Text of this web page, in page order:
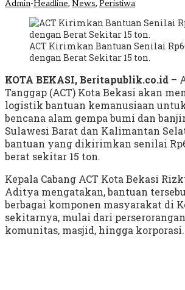
Admin-Headline, News, Peristiwa
ACT Kirimkan Bantuan Senilai
dengan Berat Sekitar 15 ton.
KOTA BEKASI, Beritapublik.co.id –
Tanggap (ACT) Kota Bekasi akan
logistik bantuan kemanusiaan
bencana alam gempa bumi dan
Sulawesi Barat dan Kalimantan
bantuan yang dikirimkan senilai
berat sekitar 15 ton.
Kepala Cabang ACT Kota Bekasi
Aditya mengatakan, bantuan
berbagai komponen masyarakat di
sekitarnya, mulai dari
komunitas, masjid, hingga korporasi.